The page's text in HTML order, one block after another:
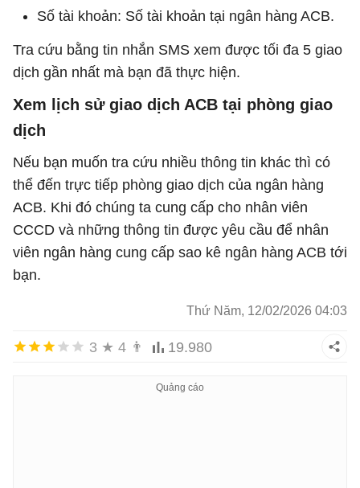
Số tài khoản: Số tài khoản tại ngân hàng ACB.
Tra cứu bằng tin nhắn SMS xem được tối đa 5 giao
dịch gần nhất mà bạn đã thực hiện.
Xem lịch sử giao dịch ACB tại phòng giao
dịch
Nếu bạn muốn tra cứu nhiều thông tin khác thì có
thể đến trực tiếp phòng giao dịch của ngân hàng
ACB. Khi đó chúng ta cung cấp cho nhân viên
CCCD và những thông tin được yêu cầu để nhân
viên ngân hàng cung cấp sao kê ngân hàng ACB tới
bạn.
Thứ Năm, 12/02/2026 04:03
3 ★ 4 👨 19.980